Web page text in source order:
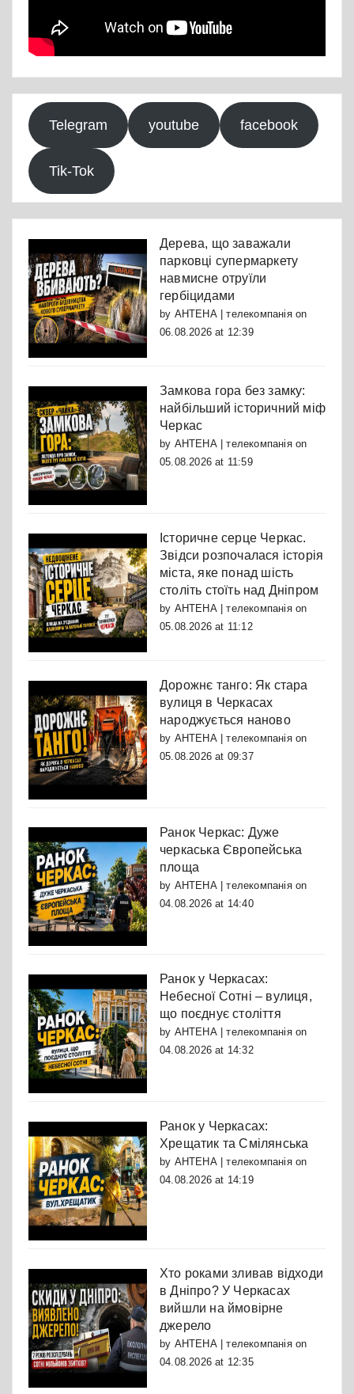
Telegram youtube facebook
Tik-Tok
Дерева, що заважали
парковці супермаркету
навмисне отруїли
гербіцидами
by АНТЕНА | телекомпаніяon
06.08.2026 at 12:39
Замкова гора без замку:
найбільший історичний міф
Черкас
by АНТЕНА | телекомпаніяon
05.08.2026 at 11:59
Історичне серце Черкас.
Звідси розпочалася історія
міста, яке понад шість
століть стоїть над Дніпром
by АНТЕНА | телекомпаніяon
05.08.2026 at 11:12
Дорожнє танго: Як стара
вулиця в Черкасах
народжується наново
by АНТЕНА | телекомпаніяon
05.08.2026 at 09:37
Ранок Черкас: Дуже
черкаська Європейська
площа
by АНТЕНА | телекомпаніяon
04.08.2026 at 14:40
Ранок у Черкасах:
Небесної Сотні – вулиця,
що поєднує століття
by АНТЕНА | телекомпаніяon
04.08.2026 at 14:32
Ранок у Черкасах:
Хрещатик та Смілянська
by АНТЕНА | телекомпаніяon
04.08.2026 at 14:19
Хто роками зливав відходи
в Дніпро? У Черкасах
вийшли на ймовірне
джерело
by АНТЕНА | телекомпаніяon
04.08.2026 at 12:35